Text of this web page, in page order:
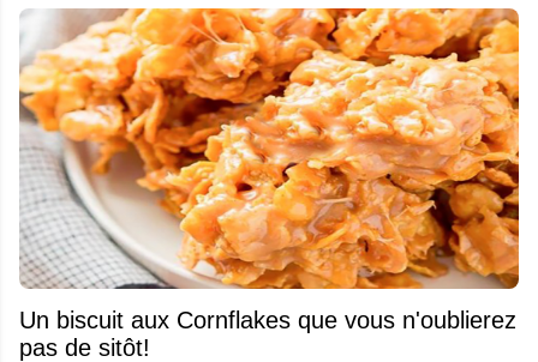
Un biscuit aux Cornflakes que vous n'oublierez
pas de sitôt!